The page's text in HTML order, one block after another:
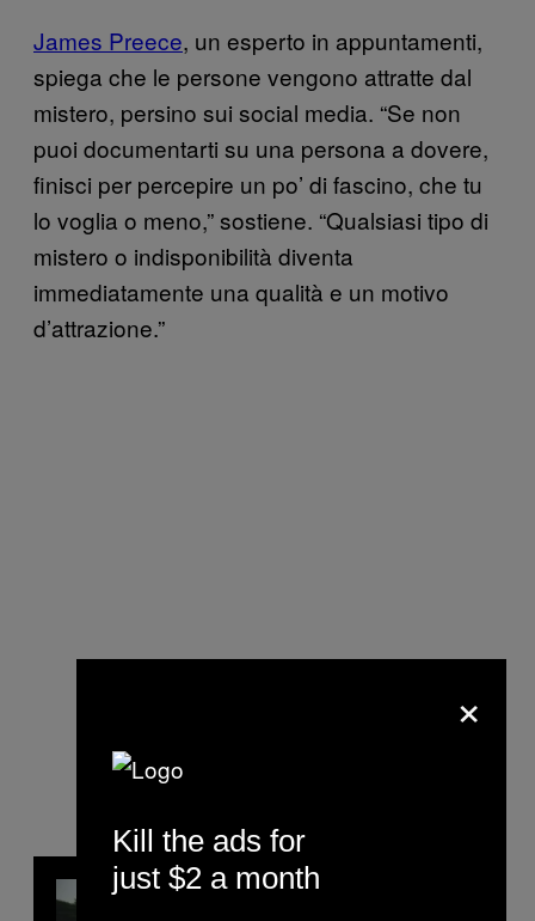
James Preece, un esperto in appuntamenti,
spiega che le persone vengono attratte dal
mistero, persino sui social media. “Se non
puoi documentarti su una persona a dovere,
finisci per percepire un po’ di fascino, che tu
lo voglia o meno,” sostiene. “Qualsiasi tipo di
mistero o indisponibilità diventa
immediatamente una qualità e un motivo
d’attrazione.”
×
Kill the ads for
just $2 a month